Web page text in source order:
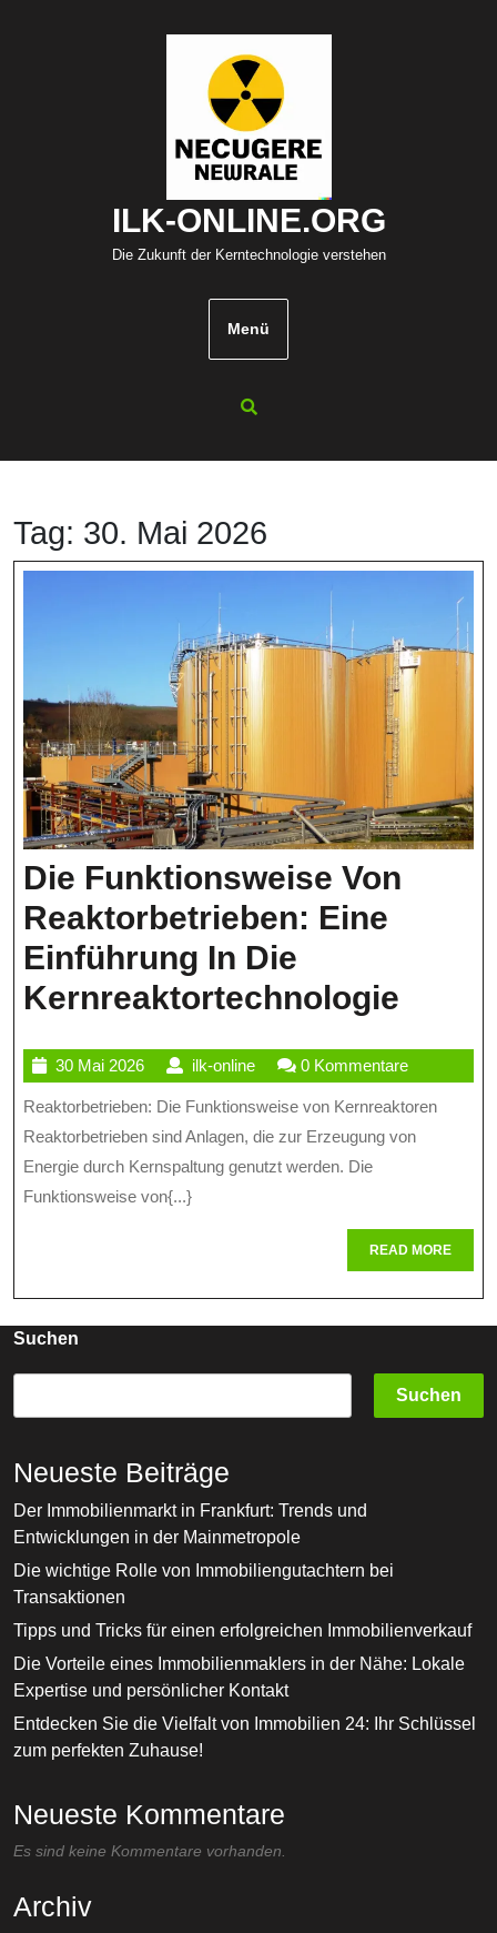
ILK-ONLINE.ORG
Die Zukunft der Kerntechnologie verstehen
Menü
Tag: 30. Mai 2026
Die Funktionsweise Von
Reaktorbetrieben: Eine
Einführung In Die
Kernreaktortechnologie
Von
In
Die
30 Mai 202630
Mai
2026
ilk-onlineilk-
online
0 Kommentare
Reaktorbetrieben: Die Funktionsweise von Kernreaktoren
Reaktorbetrieben sind Anlagen, die zur Erzeugung von
Energie durch Kernspaltung genutzt werden. Die
Funktionsweise von{...}
READ MOREREAD
MORE
Suchen
Suchen
Neueste Beiträge
Der Immobilienmarkt in Frankfurt: Trends und
Entwicklungen in der Mainmetropole
Die wichtige Rolle von Immobiliengutachtern bei
Transaktionen
Tipps und Tricks für einen erfolgreichen Immobilienverkauf
Die Vorteile eines Immobilienmaklers in der Nähe: Lokale
Expertise und persönlicher Kontakt
Entdecken Sie die Vielfalt von Immobilien 24: Ihr Schlüssel
zum perfekten Zuhause!
Neueste Kommentare
Es sind keine Kommentare vorhanden.
Archiv